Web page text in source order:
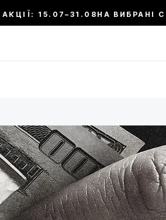
НА ВИБРАНІ СРІБНІ